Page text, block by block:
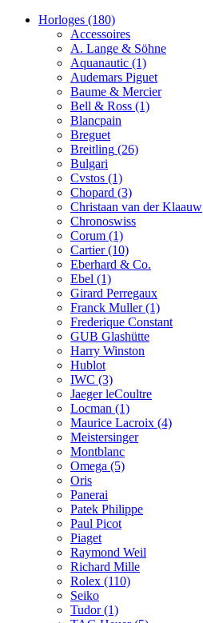
Horloges (180)
Accessoires
A. Lange & Söhne
Aquanautic (1)
Audemars Piguet
Baume & Mercier
Bell & Ross (1)
Blancpain
Breguet
Breitling (26)
Bulgari
Cvstos (1)
Chopard (3)
Christaan van der Klaauw
Chronoswiss
Corum (1)
Cartier(10)
Eberhard & Co.
Ebel (1)
Girard Perregaux
Franck Muller(1)
Frederique Constant
GUB Glashütte
Harry Winston
Hublot
IWC (3)
Jaeger leCoultre
Locman (1)
Maurice Lacroix (4)
Meistersinger
Montblanc
Omega (5)
Oris
Panerai
Patek Philippe
Paul Picot
Piaget
Raymond Weil
Richard Mille
Rolex (110)
Seiko
Tudor(1)